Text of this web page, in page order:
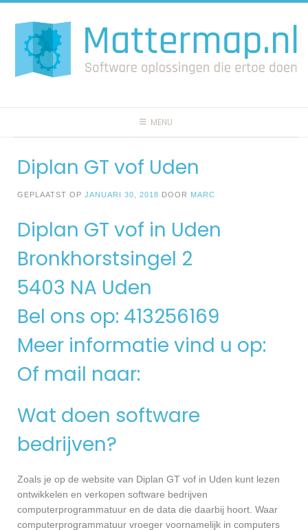
naar
inhoud
MENU
Diplan GT vof Uden
GEPLAATST OP JANUARI 30, 2018 DOOR MARC
Diplan GT vof in Uden
Bronkhorstsingel 2
5403 NA Uden
Bel ons op: 413256169
Meer informatie vind u op:
Of mail naar:
Wat doen software
bedrijven?
Zoals je op de website van Diplan GT vof in Uden kunt lezen
ontwikkelen en verkopen software bedrijven
computerprogrammatuur en de data die daarbij hoort. Waar
computerprogrammatuur vroeger voornamelijk in computers